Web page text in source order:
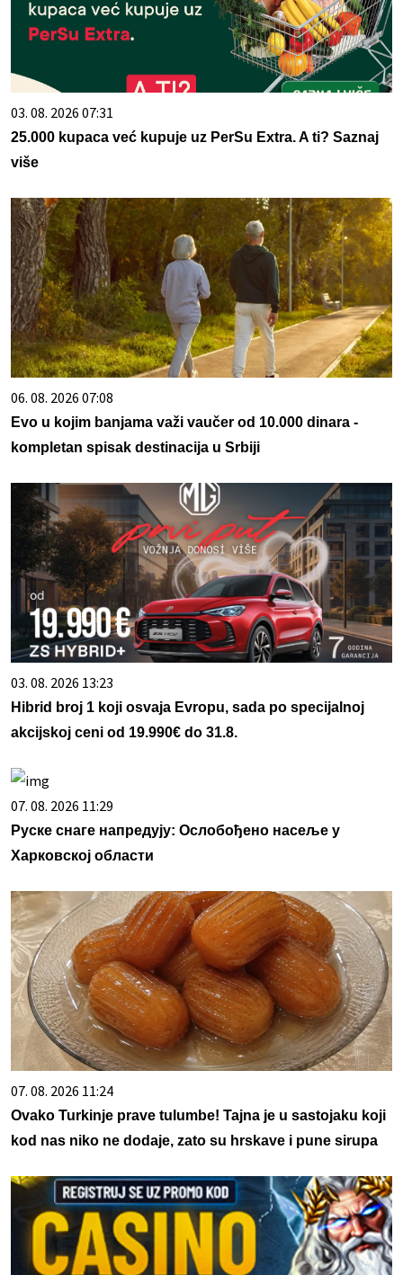
03. 08. 2026 07:31
25.000 kupaca već kupuje uz PerSu Extra. A ti? Saznaj
više
06. 08. 2026 07:08
Evo u kojim banjama važi vaučer od 10.000 dinara -
kompletan spisak destinacija u Srbiji
03. 08. 2026 13:23
Hibrid broj 1 koji osvaja Evropu, sada po specijalnoj
akcijskoj ceni od 19.990€ do 31.8.
07. 08. 2026 11:29
Руске снаге напредују: Ослобођено насеље у
Харковској области
07. 08. 2026 11:24
Ovako Turkinje prave tulumbe! Tajna je u sastojaku koji
kod nas niko ne dodaje, zato su hrskave i pune sirupa